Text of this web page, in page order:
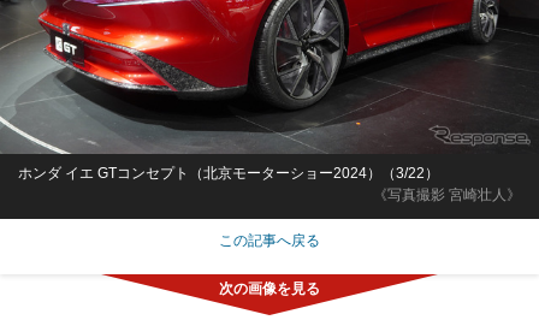
《写真撮影 宮崎壮人》
ホンダ イエ GTコンセプト（北京モーターショー2024）（3/22）
この記事へ戻る